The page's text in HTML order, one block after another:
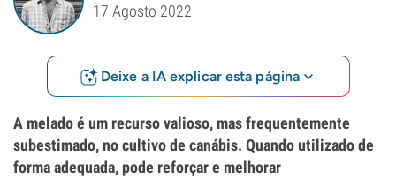
17 Agosto 2022
Deixe a IA explicar esta página
A melado é um recurso valioso, mas frequentemente
subestimado, no cultivo de canábis. Quando utilizado de
forma adequada, pode reforçar e melhorar